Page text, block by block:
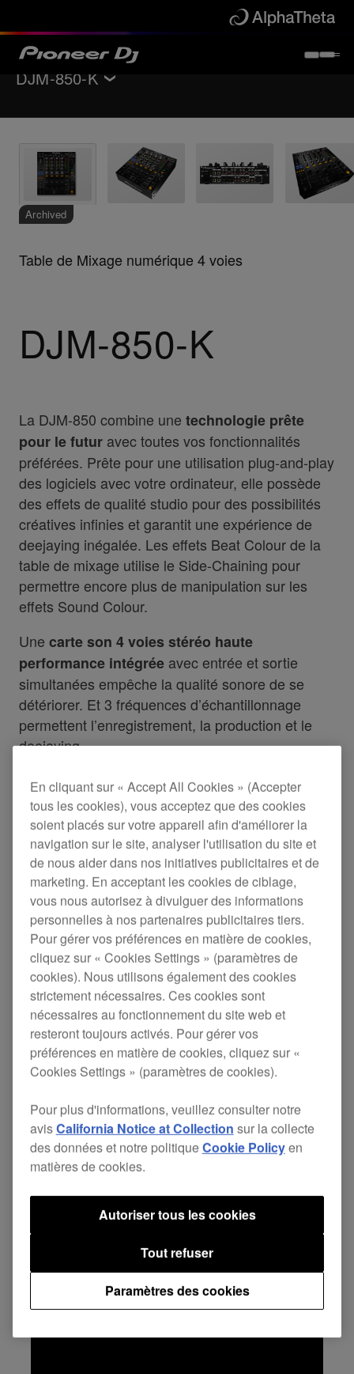
DJM-850-K
Caractéristiques clés
Caractéristiques techniques
Aide
Archived
Table de Mixage numérique 4 voies
DJM-850-K
La DJM-850 combine une technologie prête
pour le futuravec toutes vos fonctionnalités
préférées. Prête pour une utilisation plug-and-play
des logiciels avec votre ordinateur, elle possède
des effets de qualité studio pour des possibilités
créatives infinies et garantit une expérience de
deejaying inégalée. Les effets Beat Colour de la
table de mixage utilise le Side-Chaining pour
permettre encore plus de manipulation sur les
effets Sound Colour.
Une carte son 4 voies stéréo haute
performance intégréeavec entrée et sortie
simultanées empêche la qualité sonore de se
détériorer. Et 3 fréquences d’échantillonnage
permettent l’enregistrement, la production et le
deejaying.
Caractéristiques techniquesAide
Caractéristiques clés
En cliquant sur « Accept All Cookies » (Accepter
tous les cookies), vous acceptez que des cookies
soient placés sur votre appareil afin d'améliorer la
navigation sur le site, analyser l'utilisation du site et
de nous aider dans nos initiatives publicitaires et de
marketing. En acceptant les cookies de ciblage,
vous nous autorisez à divulguer des informations
personnelles à nos partenaires publicitaires tiers.
Pour gérer vos préférences en matière de cookies,
cliquez sur « Cookies Settings » (paramètres de
cookies). Nous utilisons également des cookies
strictement nécessaires. Ces cookies sont
nécessaires au fonctionnement du site web et
resteront toujours activés. Pour gérer vos
préférences en matière de cookies, cliquez sur «
Cookies Settings » (paramètres de cookies).
Pour plus d'informations, veuillez consulter notre
avisCalifornia Notice at Collection sur la collecte
des données et notre politique Cookie Policyen
matières de cookies.
Paramètres des cookies
Tout refuser
Autoriser tous les cookies